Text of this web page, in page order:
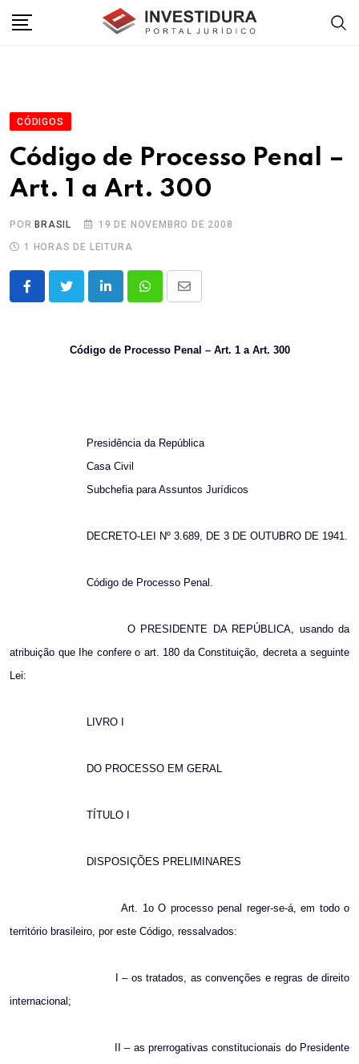
CÓDIGOS
Código de Processo Penal –
Art. 1 a Art. 300
POR BRASIL
19 DE NOVEMBRO DE 2008
1 HORAS DE LEITURA
LinkedInWhatsappShare
Código de Processo Penal – Art. 1 a Art. 300
Presidência da República
Casa Civil
Subchefia para Assuntos Jurídicos
DECRETO-LEI Nº 3.689, DE 3 DE OUTUBRO DE 1941.
Código de Processo Penal.
O PRESIDENTE DA REPÚBLICA, usando da
atribuição que Ihe confere o art. 180 da Constituição, decreta a seguinte
Lei:
LIVRO I
DO PROCESSO EM GERAL
TÍTULO I
DISPOSIÇÕES PRELIMINARES
Art. 1o O processo penal reger-se-á, em todo o
território brasileiro, por este Código, ressalvados:
I – os tratados, as convenções e regras de direito
internacional;
II – as prerrogativas constitucionais do Presidente